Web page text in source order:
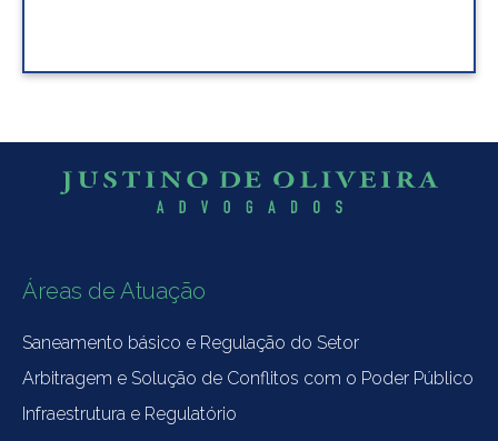
Áreas de Atuação
Saneamento básico e Regulação do Setor
Arbitragem e Solução de Conflitos com o Poder Público
Infraestrutura e Regulatório